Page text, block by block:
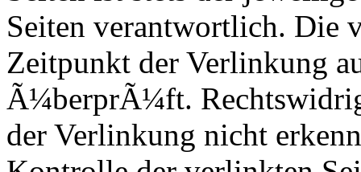
Seiten verantwortlich. Die
Zeitpunkt der Verlinkung
Ã¼berprÃ¼ft.
der Verlinkung nicht